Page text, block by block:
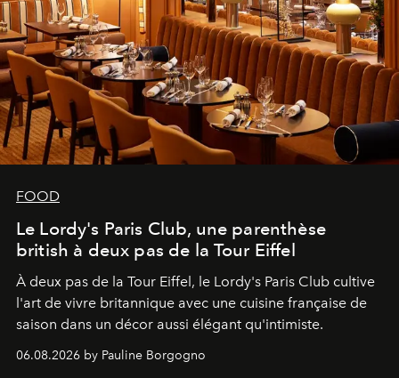
FOOD
Le Lordy's Paris Club, une parenthèse
british à deux pas de la Tour Eiffel
À deux pas de la Tour Eiffel, le Lordy's Paris Club cultive
l'art de vivre britannique avec une cuisine française de
saison dans un décor aussi élégant qu'intimiste.
06.08.2026 by Pauline Borgogno